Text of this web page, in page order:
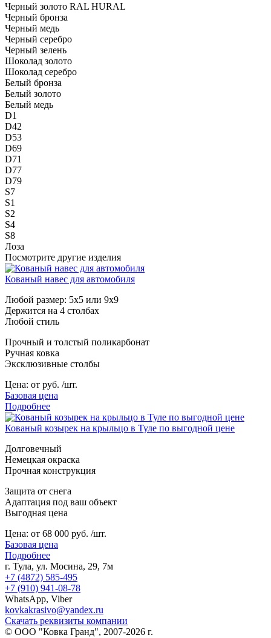
Черный золото RAL HURAL
Черный бронза
Черный медь
Черный серебро
Черный зелень
Шоколад золото
Шоколад серебро
Белый бронза
Белый золото
Белый медь
D1
D42
D53
D69
D71
D77
D79
S7
S1
S2
S4
S8
Лоза
Посмотрите другие изделия
Кованый навес для автомобиля
Любой размер: 5х5 или 9х9
Держится на 4 столбах
Любой стиль
Прочный и толстый поликарбонат
Ручная ковка
Эксклюзивные столбы
Цена: от руб. /шт.
Базовая цена
Подробнее
Кованый козырек на крыльцо в Туле по выгодной цене
Долговечный
Немецкая окраска
Прочная конструкция
Защита от снега
Адаптация под ваш объект
Выгодная цена
Цена: от 68 000 руб. /шт.
Базовая цена
Подробнее
г. Тула, ул. Мосина, 29, 7м
+7 (4872) 585-495
+7 (910) 941-08-78
WhatsApp, Viber
kovkakrasivo@yandex.ru
Скачать реквизиты компании
© ООО "Ковка Гранд", 2007-2026 г.